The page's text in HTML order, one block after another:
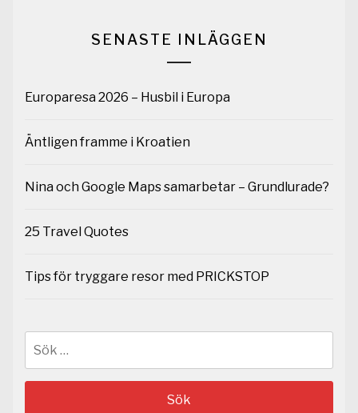
SENASTE INLÄGGEN
Europaresa 2026 – Husbil i Europa
Äntligen framme i Kroatien
Nina och Google Maps samarbetar – Grundlurade?
25 Travel Quotes
Tips för tryggare resor med PRICKSTOP